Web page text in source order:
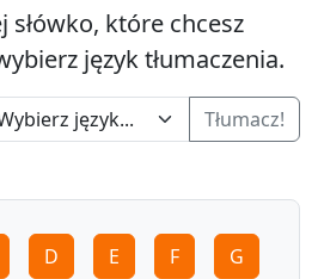
słówko, które chcesz
język tłumaczenia.
Tłumacz!
D E F G